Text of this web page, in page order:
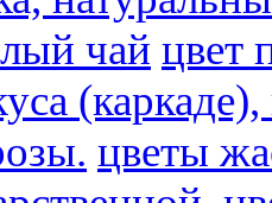
чай цвет
цветы